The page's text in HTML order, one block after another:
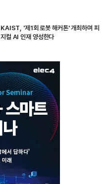
KAIST, '제1회 로봇 해커톤' 개최하며 피
지컬 AI 인재 양성한다